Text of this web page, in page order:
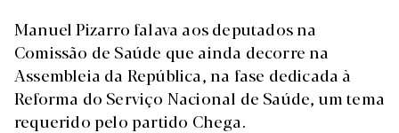
Manuel Pizarro falava aos deputados na
Comissão de Saúde que ainda decorre na
Assembleia da República, na fase dedicada à
Reforma do Serviço Nacional de Saúde, um tema
requerido pelo partido Chega.